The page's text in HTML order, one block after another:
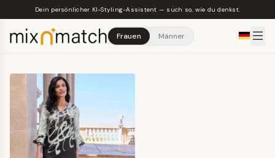
Skip to main content
Dein persönlicher KI-Styling-Assistent — such so, wie du denkst.
Frauen Männer